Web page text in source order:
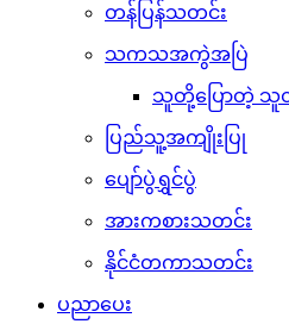
တန်ပြန်သတင်း
သကသအကွဲအပြဲ
သူတို့ပြောတဲ့ သူ
ပြည်သူ့အကျိုးပြု
ပျော်ပွဲရွှင်ပွဲ
အားကစားသတင်း
နိုင်ငံတကာသတင်း
ပညာပေး